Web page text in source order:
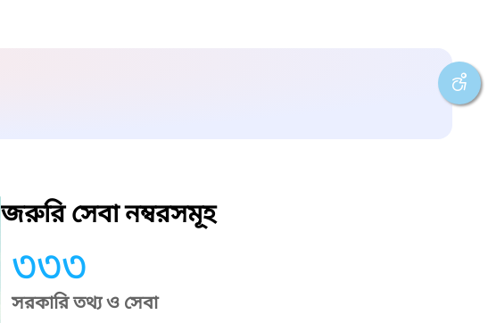
জরুরি সেবা নম্বরসমূহ
৩৩৩
সরকারি তথ্য ও সেবা